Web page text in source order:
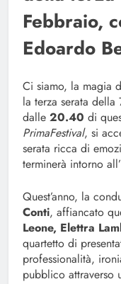
Febbraio,
Edoardo
Ci siamo, la magia
la terza serata della
dalle 20.40 di
PrimaFestival, si
serata ricca di
terminerà intorno
Quest’anno, la
Conti, affiancato
Leone, Elettra
quartetto di
professionalità,
pubblico attraverso